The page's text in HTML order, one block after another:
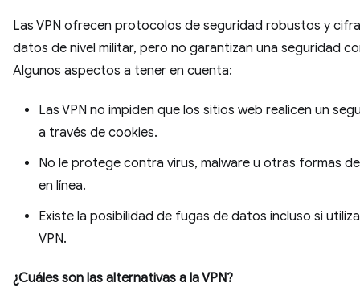
Las VPN ofrecen protocolos de seguridad robustos y
datos de nivel militar, pero no garantizan una seguridad
Algunos aspectos a tener en cuenta:
Las VPN no impiden que los sitios web realicen un
a través de cookies.
No le protege contra virus, malware u otras formas
en línea.
Existe la posibilidad de fugas de datos incluso si
VPN.
¿Cuáles son las alternativas a la VPN?